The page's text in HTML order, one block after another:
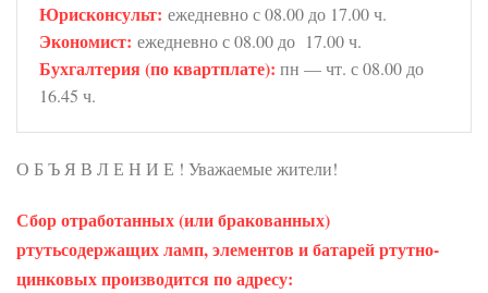
Юрисконсульт: ежедневно с 08.00 до 17.00 ч.
Экономист: ежедневно с 08.00 до 17.00 ч.
Бухгалтерия (по квартплате): пн — чт. с 08.00 до
16.45 ч.
О Б Ъ Я В Л Е Н И Е ! Уважаемые жители!
Сбор отработанных (или бракованных)
ртутьсодержащих ламп, элементов и батарей ртутно-
цинковых производится по адресу: